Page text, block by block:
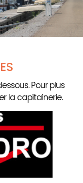
Pour plus
la capitainerie.